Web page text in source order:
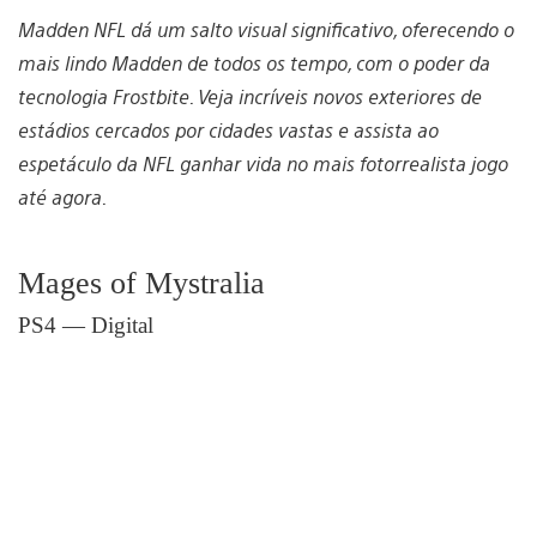
Madden NFL dá um salto visual significativo, oferecendo o
mais lindo Madden de todos os tempo, com o poder da
tecnologia Frostbite. Veja incríveis novos exteriores de
estádios cercados por cidades vastas e assista ao
espetáculo da NFL ganhar vida no mais fotorrealista jogo
até agora.
Mages of Mystralia
PS4 — Digital